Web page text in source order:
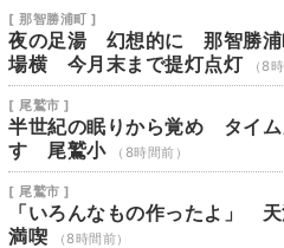
[ 那智勝浦町 ]
夜の足湯 幻想的に 那智勝
場横 今月末まで提灯点灯
（8
[ 尾鷲市 ]
半世紀の眠りから覚め タイム
す 尾鷲小
（8時間前）
[ 尾鷲市 ]
「いろんなもの作ったよ」
満喫
（8時間前）